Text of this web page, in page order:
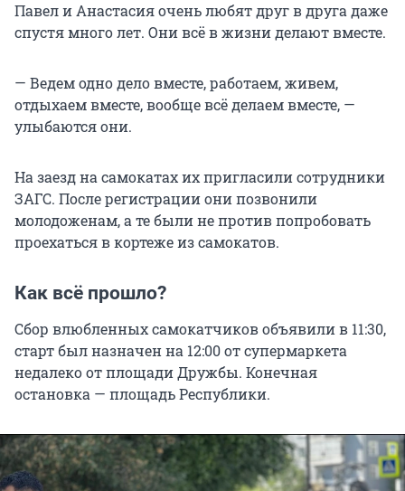
Павел и Анастасия очень любят друг в друга даже
спустя много лет. Они всё в жизни делают вместе.
— Ведем одно дело вместе, работаем, живем,
отдыхаем вместе, вообще всё делаем вместе, —
улыбаются они.
На заезд на самокатах их пригласили сотрудники
ЗАГС. После регистрации они позвонили
молодоженам, а те были не против попробовать
проехаться в кортеже из самокатов.
Как всё прошло?
Сбор влюбленных самокатчиков объявили в 11:30,
старт был назначен на 12:00 от супермаркета
недалеко от площади Дружбы. Конечная
остановка — площадь Республики.